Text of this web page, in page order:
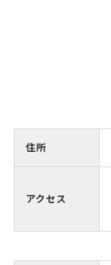
住所
アクセス